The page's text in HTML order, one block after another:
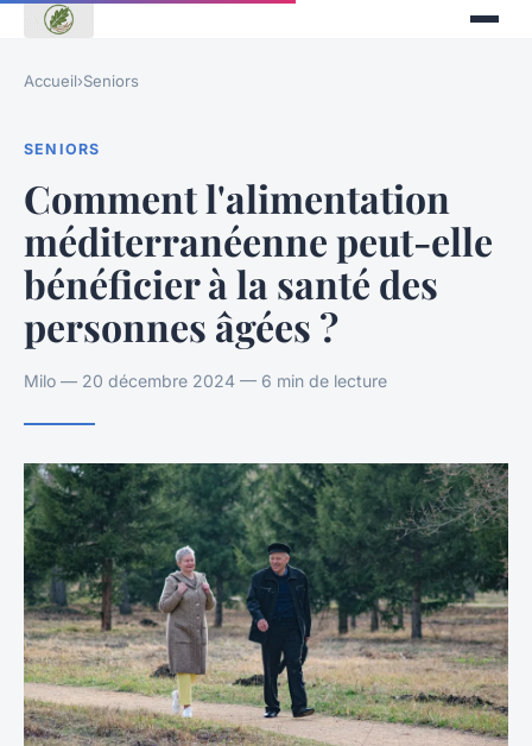
Accueil›Seniors
SENIORS
Comment l'alimentation
méditerranéenne peut-elle
bénéficier à la santé des
personnes âgées ?
Milo — 20 décembre 2024 — 6 min de lecture